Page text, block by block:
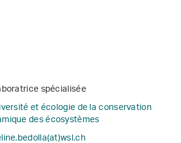
spécialisée
et écologie de la conservation
des écosystèmes
.ch